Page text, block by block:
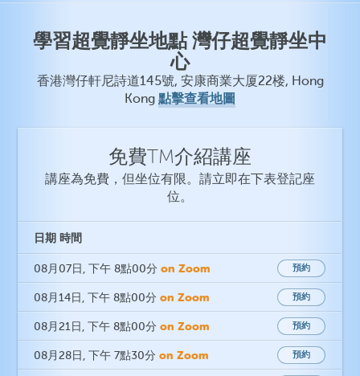
學習超覺靜坐地點 灣仔超覺靜坐中
心
香港灣仔軒尼詩道145號, 安康商業大厦22楼, Hong
Kong 點擊查看地圖
免費TM介紹講座
講座為免費，但坐位有限。請立即在下表登記座
位。
日期 時間
08月07日 , 下午 8點00分 on Zoom 預約
08月14日 , 下午 8點00分 on Zoom 預約
08月21日 , 下午 8點00分 on Zoom 預約
08月28日 , 下午 7點30分 on Zoom 預約